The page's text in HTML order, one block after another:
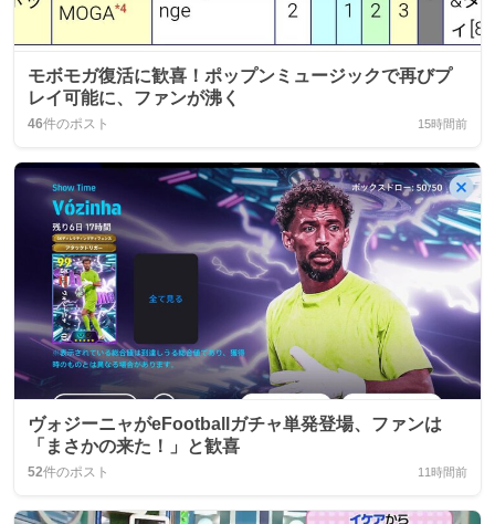
モボモガ復活に歓喜！ポップンミュージックで再びプ
レイ可能に、ファンが沸く
46件のポスト 15時間前
ヴォジーニャがeFootballガチャ単発登場、ファンは
「まさかの来た！」と歓喜
52件のポスト 11時間前